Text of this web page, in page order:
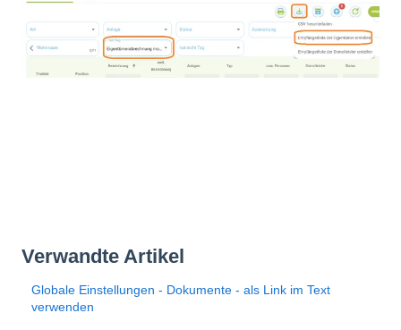
Verwandte Artikel
Globale Einstellungen - Dokumente - als Link im Text
verwenden